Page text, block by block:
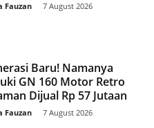
Fauzan 7 August 2026
Baru! Namanya
GN 160 Motor Retro
Dijual Rp 57 Jutaan
Fauzan 7 August 2026